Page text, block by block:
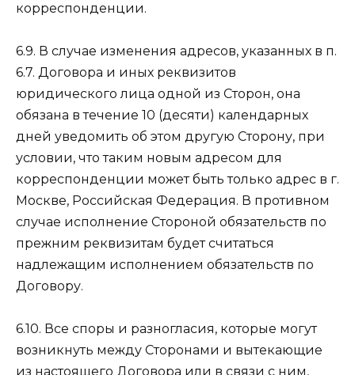
корреспонденции.
6.9. В случае изменения адресов, указанных в п.
6.7. Договора и иных реквизитов
юридического лица одной из Сторон, она
обязана в течение 10 (десяти) календарных
дней уведомить об этом другую Сторону, при
условии, что таким новым адресом для
корреспонденции может быть только адрес в г.
Москве, Российская Федерация. В противном
случае исполнение Стороной обязательств по
прежним реквизитам будет считаться
надлежащим исполнением обязательств по
Договору.
6.10. Все споры и разногласия, которые могут
возникнуть между Сторонами и вытекающие
из настоящего Договора или в связи с ним,